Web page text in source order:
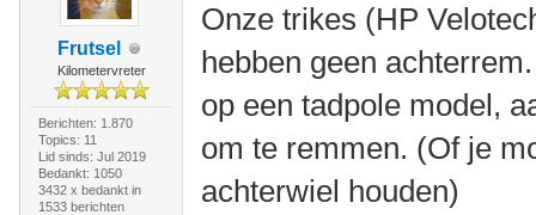
Frutsel
Kilometervreter
Berichten: 1.870
Topics: 11
Lid sinds: Jul 2019
Bedankt: 1050
3432 x bedankt in
1533 berichten
Onze trikes (HP
hebben geen
op een tadpole model,
om te remmen. (Of je
achterwiel houden)